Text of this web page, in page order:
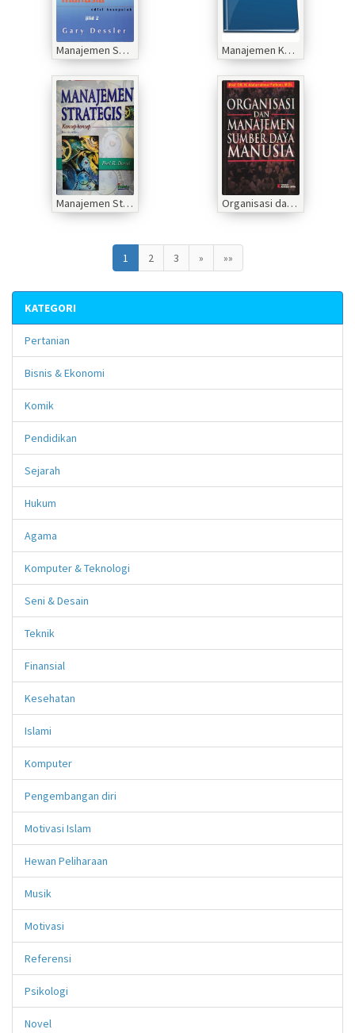
Manajemen Sumber Daya Manusia edisi kesepuluh jilid 2 Manajemen Keuangan Edisi 1 Jilid kesepuluh: Prinsip dan Penerapan
Manajemen Strategis Konsep-konsep edisi kesembilan Organisasi dan manajemen sumber daya manusia
1 2 3 » »»
KATEGORI
Pertanian
Bisnis & Ekonomi
Komik
Pendidikan
Sejarah
Hukum
Agama
Komputer & Teknologi
Seni & Desain
Teknik
Finansial
Kesehatan
Islami
Komputer
Pengembangan diri
Motivasi Islam
Hewan Peliharaan
Musik
Motivasi
Referensi
Psikologi
Novel